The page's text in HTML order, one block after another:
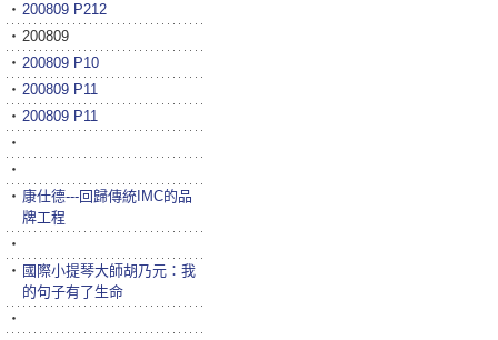
‧ 200809 P212
‧ 200809
‧ 200809 P10
‧ 200809 P11
‧ 200809 P11
‧
‧
‧ 康仕德---回歸傳統IMC的品
牌工程
‧
‧ 國際小提琴大師胡乃元：我
的句子有了生命
‧